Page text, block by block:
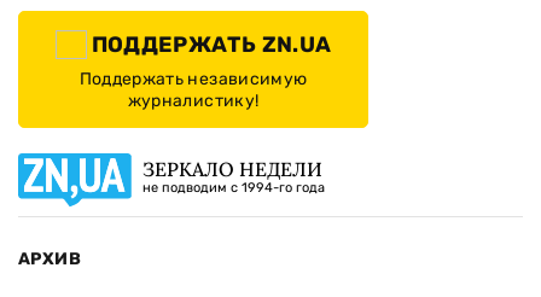
ПОДДЕРЖАТЬ ZN.UA
Поддержать независимую
журналистику!
ЗЕРКАЛО НЕДЕЛИ
не подводим с 1994-го года
АРХИВ